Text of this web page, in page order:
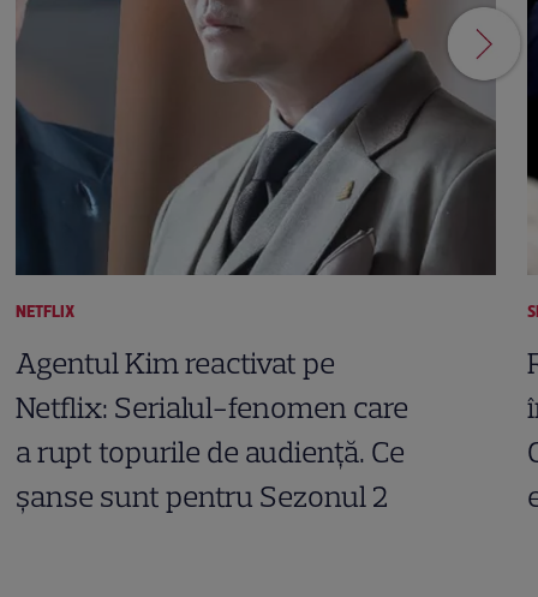
NETFLIX
Agentul Kim reactivat pe
Netflix: Serialul-fenomen care
a rupt topurile de audiență. Ce
șanse sunt pentru Sezonul 2